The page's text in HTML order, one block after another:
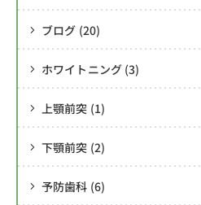
tel.042-
〒204-0021 東京都
ブログ (20)
ホワイトニング (3)
上顎前突 (1)
下顎前突 (2)
予防歯科 (6)